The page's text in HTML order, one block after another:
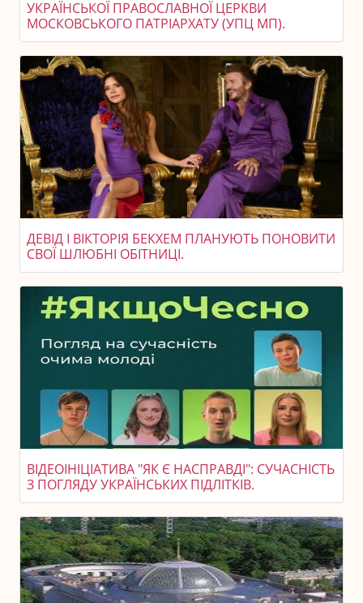
УКРАЇНСЬКОЇ ПРАВОСЛАВНОЇ ЦЕРКВИ
МОСКОВСЬКОГО ПАТРІАРХАТУ (УПЦ МП).
ДЕВІД І ВІКТОРІЯ БЕКХЕМ ПЛАНУЮТЬ ПОНОВИТИ
СВОЇ ШЛЮБНІ ОБІТНИЦІ.
ВІДЕОІНІЦІАТИВА "ЯК Є НАСПРАВДІ": СУЧАСНІСТЬ
З ПОГЛЯДУ УКРАЇНСЬКИХ ПІДЛІТКІВ.